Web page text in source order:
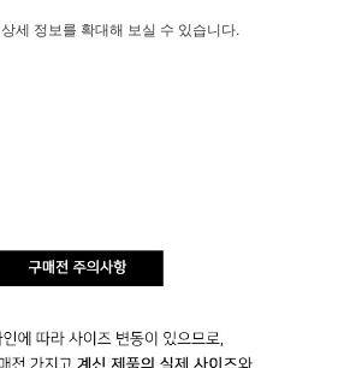
상세 정보를 확대해 보실 수 있습니다.